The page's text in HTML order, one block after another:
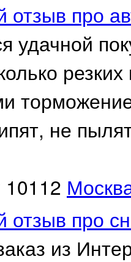
про
удачной
не
10112
отзыв про
из